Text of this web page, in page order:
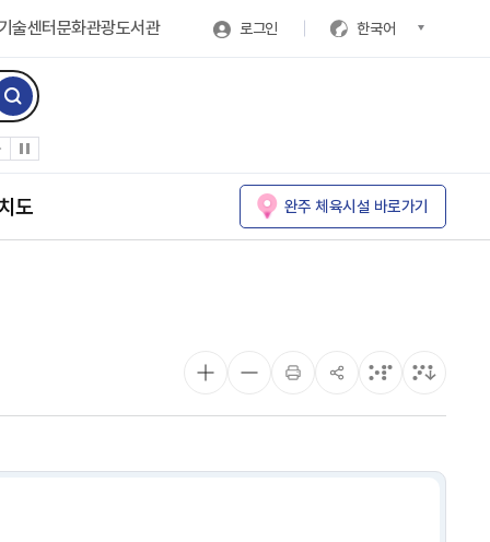
술센터문화관광도서관 로그인 한국어
도 완주 체육시설 바로가기